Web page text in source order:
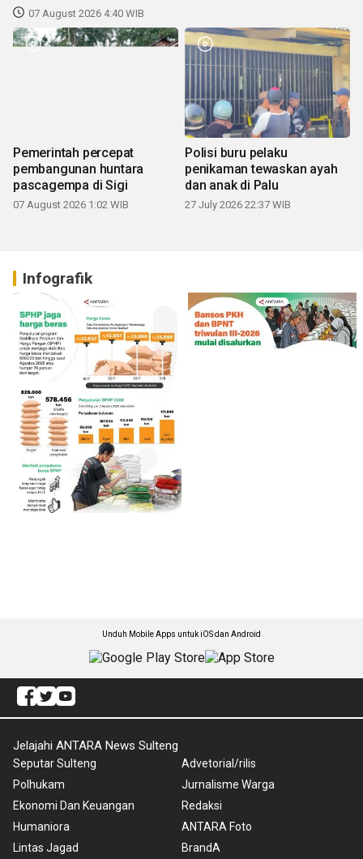
07 August 2026 4:40 WIB
Pemerintah percepat
pembangunan huntara
pascagempa di Sigi
07 August 2026 1:02 WIB
Polisi buru pelaku
penikaman tewaskan ayah
dan anak di Palu
27 July 2026 22:37 WIB
Infografik
Unduh Mobile Apps untuk iOS dan Android
Jelajahi ANTARA News Sulteng
Seputar Sulteng
Polhukam
Ekonomi Dan Keuangan
Humaniora
Lintas Jagad
Advetorial/rilis
Jurnalisme Warga
Redaksi
ANTARA Foto
BrandA